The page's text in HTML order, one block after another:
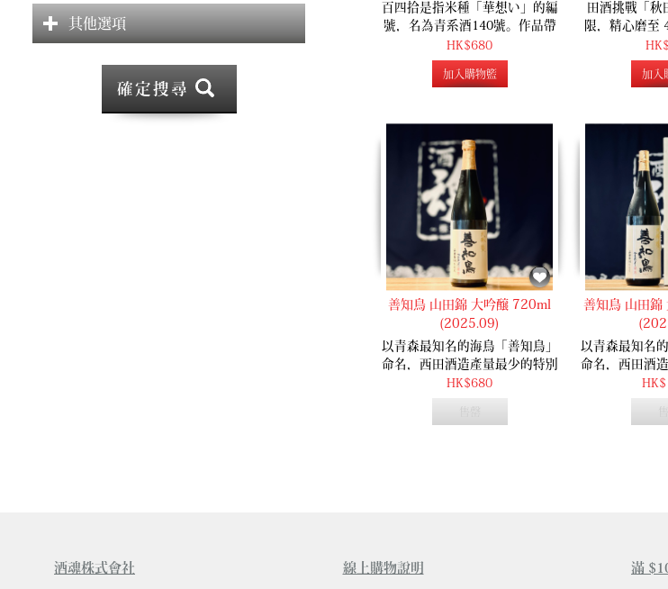
其他選項
確定搜尋
百四拾是指米種「華想い」的編
號，名為青系酒140號。作品帶
有清新的蘋果香，甘酸平衡，入
口米香濃郁，口感細滑。
HK$680
加入購物籃
田酒挑戰「秋
限，精心磨至
上品柔和吟釀
米旨於口腔完
純淨美麗嘅韻
加入
善知鳥 山田錦 大吟醸 720ml
(2025.09)
以青森最知名的海鳥「善知鳥」
命名，西田酒造產量最少的特別
限定品！採用山田錦40%精米，
HK$680
善知鳥 山田錦
以青森最知名
命名，西田酒
限定品！採用
酒魂株式會社 線上購物說明 滿